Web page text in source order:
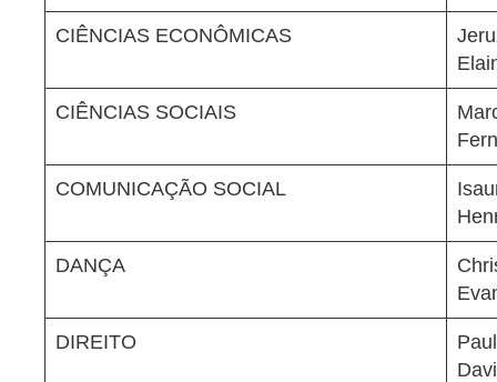
CIÊNCIAS ECONÔMICAS
CIÊNCIAS SOCIAIS
COMUNICAÇÃO SOCIAL
DANÇA
DIREITO